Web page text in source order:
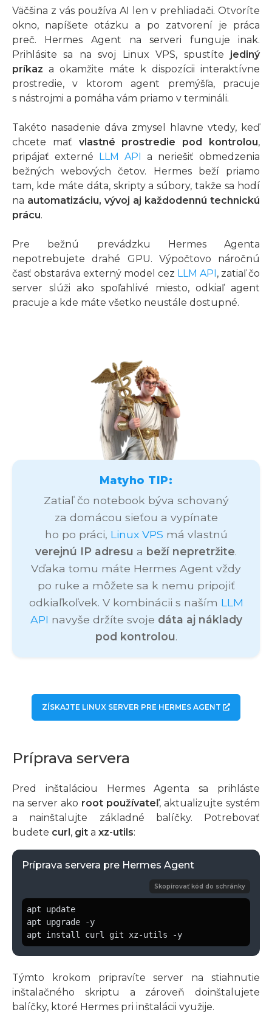
Väčšina z vás používa AI len v prehliadači. Otvoríte
okno, napíšete otázku a po zatvorení je práca
preč. Hermes Agent na serveri funguje inak.
Prihlásite sa na svoj Linux VPS, spustíte jediný
príkaz a okamžite máte k dispozícii interaktívne
prostredie, v ktorom agent premýšľa, pracuje
s nástrojmi a pomáha vám priamo v termináli.
Takéto nasadenie dáva zmysel hlavne vtedy, keď
chcete mať vlastné prostredie pod kontrolou,
pripájať externé
LLM API
a neriešiť obmedzenia
bežných webových četov. Hermes beží priamo
tam, kde máte dáta, skripty a súbory, takže sa hodí
na automatizáciu, vývoj aj každodennú technickú
prácu.
Pre bežnú prevádzku Hermes Agenta
nepotrebujete drahé GPU. Výpočtovo náročnú
časť obstaráva externý model cez LLM API , zatiaľ čo
server slúži ako spoľahlivé miesto, odkiaľ agent
pracuje a kde máte všetko neustále dostupné.
Matyho TIP:
Zatiaľ čo notebook býva schovaný
za domácou sieťou a vypínate
ho po práci, Linux VPS má vlastnú
verejnú IP adresu a beží nepretržite.
Vďaka tomu máte Hermes Agent vždy
po ruke a môžete sa k nemu pripojiť
odkiaľkoľvek. V kombinácii s naším LLM
API navyše držíte svoje dáta aj náklady
pod kontrolou.
ZÍSKAJTE LINUX SERVER PRE HERMES AGENT
Príprava servera
Pred inštaláciou Hermes Agenta sa prihláste
na server ako root používateľ, aktualizujte systém
a nainštalujte základné balíčky. Potrebovať
budete curl , git a xz-utils:
Príprava servera pre Hermes Agent
Skopírovať kód do schránky
apt update
apt upgrade -y
apt install curl git xz-utils -y
Týmto krokom pripravíte server na stiahnutie
inštalačného skriptu a zároveň doinštalujete
balíčky, ktoré Hermes pri inštalácii využije.